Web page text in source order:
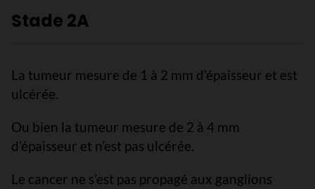
Stade 2A
La tumeur mesure de 1 à 2 mm d’épaisseur et est
ulcérée.
Ou bien la tumeur mesure de 2 à 4 mm
d’épaisseur et n’est pas ulcérée.
Le cancer ne s’est pas propagé aux ganglions